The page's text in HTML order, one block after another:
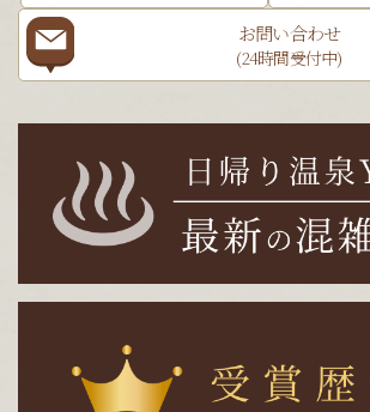
お問い合わせ
(24時間受付中)